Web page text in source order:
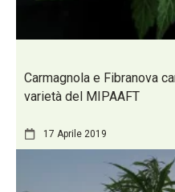
Carmagnola e Fibranova
varietà del MIPAAFT
17 Aprile 2019